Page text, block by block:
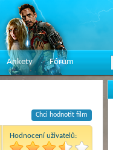
Ankety Fórum
Chci hodnotit film
Hodnocení uživatelů: